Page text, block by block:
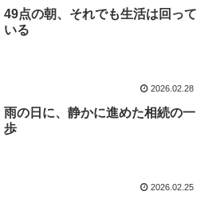
49点の朝、それでも生活は回って
いる
2026.02.28
雨の日に、静かに進めた相続の一
歩
2026.02.25